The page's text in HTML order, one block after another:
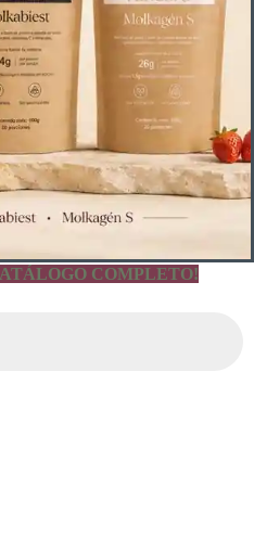
COMPLETO!